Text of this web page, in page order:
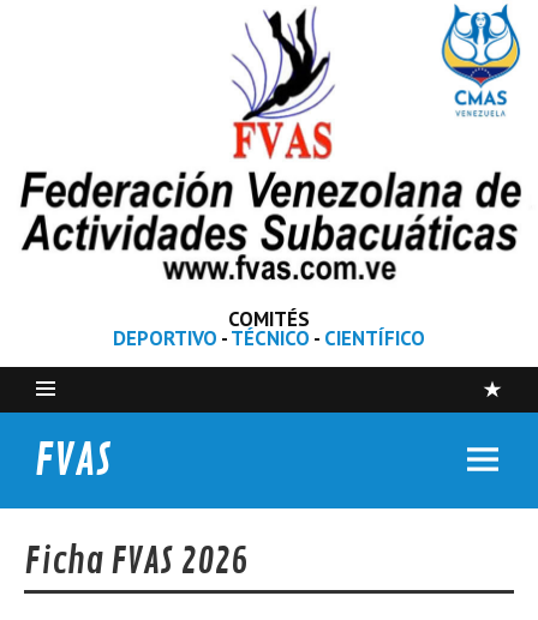
COMITÉS
DEPORTIVO -TÉCNICO - CIENTÍFICO
FVAS
Ficha FVAS 2026